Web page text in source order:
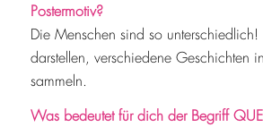
Postermotiv?
Die Menschen sind so
darstellen, verschiedene Geschichten
sammeln.
Was bedeutet für dich der Begriff